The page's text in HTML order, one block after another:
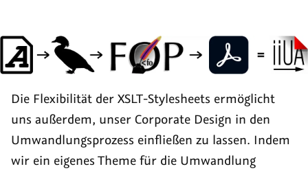
Die Flexibilität der XSLT-Stylesheets ermöglicht
uns außerdem, unser Corporate Design in den
Umwandlungsprozess einfließen zu lassen. Indem
wir ein eigenes Theme für die Umwandlung